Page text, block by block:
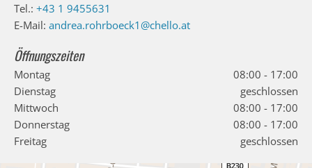
Tel.: +43 1 9455631
E-Mail: andrea.rohrboeck1@chello.at
Öffnungszeiten
Montag
08:00 - 17:00
Dienstag
geschlossen
Mittwoch
08:00 - 17:00
Donnerstag
08:00 - 17:00
Freitag
geschlossen